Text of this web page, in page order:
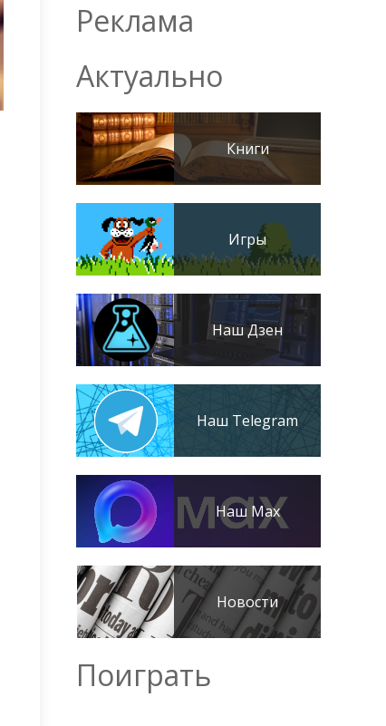
Реклама
Актуально
Книги
Игры
Наш Дзен
Наш Telegram
Наш Max
Новости
Поиграть